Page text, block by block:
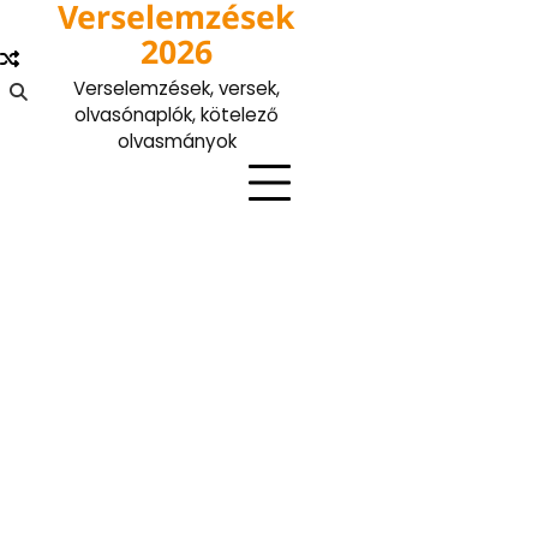
content
Verselemzések
2026
Verselemzések, versek,
olvasónaplók, kötelező
olvasmányok